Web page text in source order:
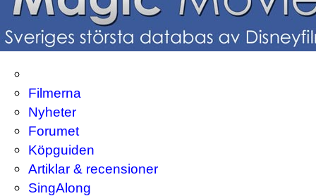
Filmerna
Nyheter
Forumet
Köpguiden
Artiklar & recensioner
SingAlong